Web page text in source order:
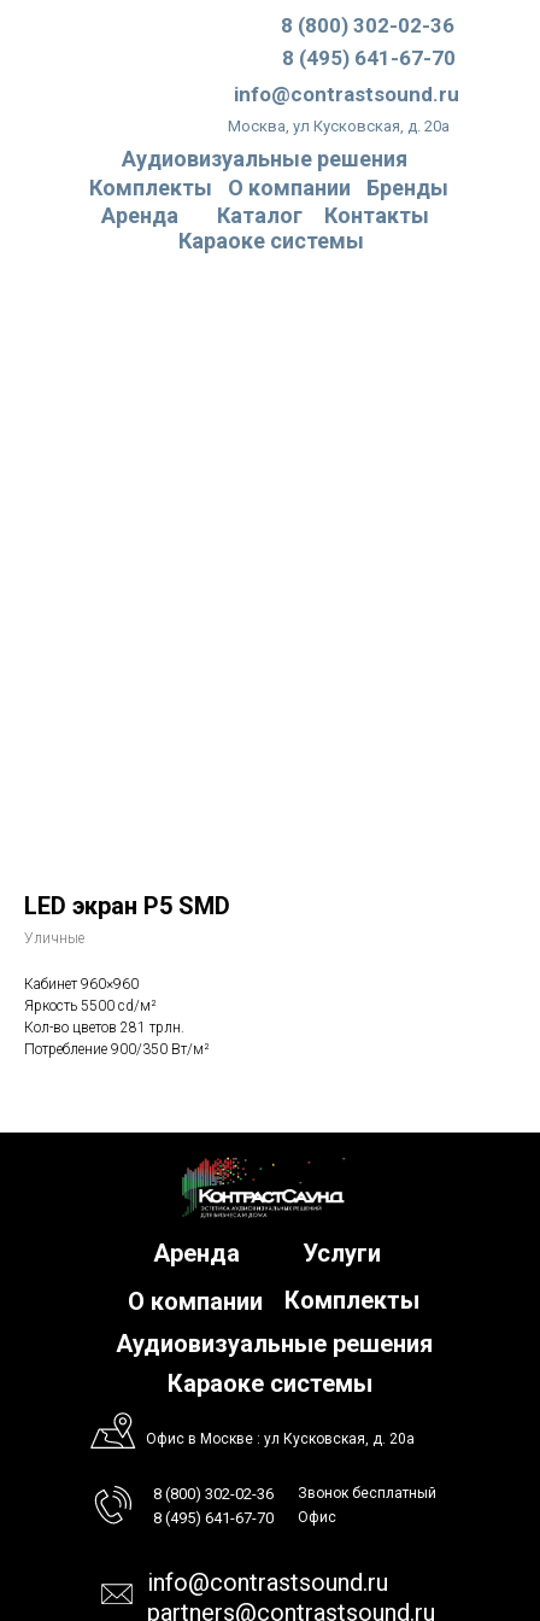
Каталог
Комплекты Бренды
О компании
Контакты
Москва, ул Кусковская, д. 20а
info@contrastsound.ru
8 (495) 641-67-70
8 (800) 302-02-36
Аренда
Аудиовизуальные решения
Караоке системы
LED экран Р5 SMD
Уличные
Кабинет 960×960
Яркость 5500 cd/м²
Кол-во цветов 281 трлн.
Потребление 900/350 Вт/м²
Комплекты
Услуги
Аудиовизуальные решения
Офис в Москве : ул Кусковская, д. 20а
8 (800) 302-02-36 Звонок бесплатный
8 (495) 641-67-70 Офис
info@contrastsound.ru
partners@contrastsound.ru
О компании
Аренда
Караоке системы